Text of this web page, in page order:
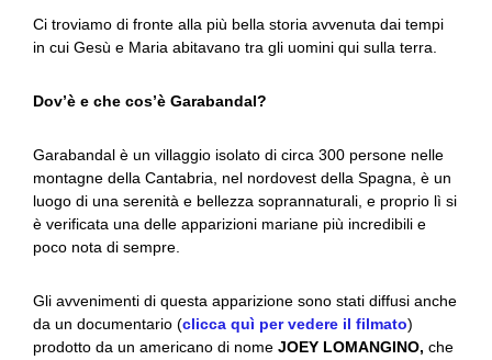
Ci troviamo di fronte alla più bella storia avvenuta dai tempi
in cui Gesù e Maria abitavano tra gli uomini qui sulla terra.
Dov’è e che cos’è Garabandal?
Garabandal è un villaggio isolato di circa 300 persone nelle
montagne della Cantabria, nel nordovest della Spagna, è un
luogo di una serenità e bellezza soprannaturali, e proprio lì si
è verificata una delle apparizioni mariane più incredibili e
poco nota di sempre.
Gli avvenimenti di questa apparizione sono stati diffusi anche
da un documentario (clicca quì per vedere il filmato)
prodotto da un americano di nome JOEY LOMANGINO, che